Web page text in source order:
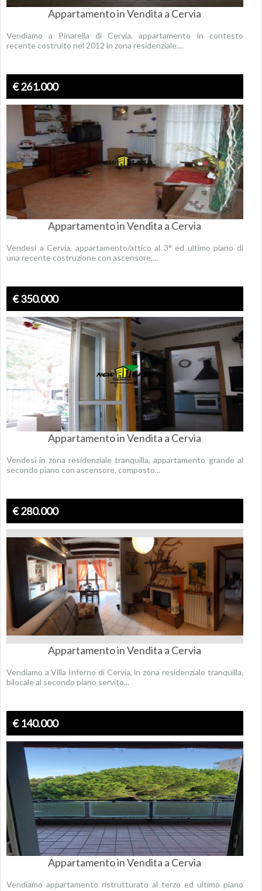
Appartamento in Vendita a Cervia
Vendiamo a Pinarella di Cervia, appartamento in contesto
recente costruito nel 2012 in zona residenziale....
€ 261.000
Appartamento in Vendita a Cervia
Vendesi a Cervia, appartamento/attico al 3° ed ultimo piano di
una recente costruzione con ascensore,...
€ 350.000
Appartamento in Vendita a Cervia
Vendesi in zona residenziale tranquilla, appartamento grande al
secondo piano con ascensore, composto...
€ 280.000
Appartamento in Vendita a Cervia
Vendiamo a Villa Inferno di Cervia, in zona residenziale tranquilla,
bilocale al secondo piano servito...
€ 140.000
Appartamento in Vendita a Cervia
Vendiamo appartamento ristrutturato al terzo ed ultimo piano